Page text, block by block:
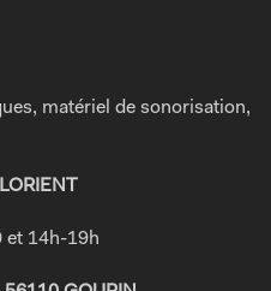
matériel de sonorisation,
et 14h-19h